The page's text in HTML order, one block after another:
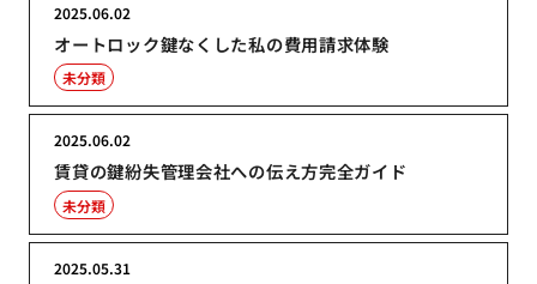
オートロック鍵なくした私の費用請求体験
2025.06.02
未分類
賃貸の鍵紛失管理会社への伝え方完全ガイド
2025.06.02
未分類
2025.05.31